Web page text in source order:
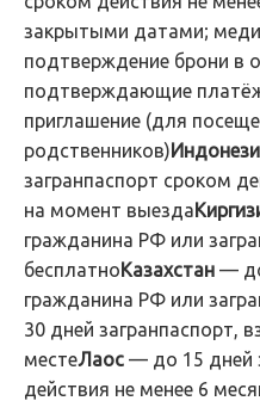
закрытыми датами;
подтверждение брони в
подтверждающие
приглашение (для
родственников)
загранпаспорт сроком
на момент выезда
гражданина РФ или
бесплатно Казахстан —
гражданина РФ или
30 дней загранпаспорт,
местеЛаос — до 15 дней
действия не менее 6